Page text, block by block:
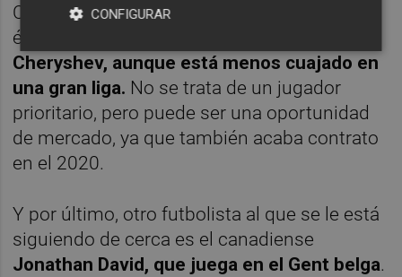
Chelsea podría haber tomado delantera por
él.
Cheryshev, aunque está menos cuajado en
una gran liga. No se trata de un jugador
prioritario, pero puede ser una oportunidad
de mercado, ya que también acaba contrato
en el 2020.
Y por último, otro futbolista al que se le está
siguiendo de cerca es el canadiense
Jonathan David, que juega en el Gent belga.
CONFIGURAR